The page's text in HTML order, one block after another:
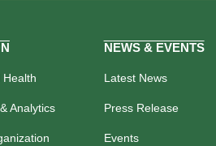
Health
Analytics
NEWS & EVENTS
Latest News
Press Release
Events